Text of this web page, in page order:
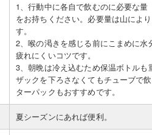
1、行動中に各自で飲むのに必要な量
をお持ちください。必要量は山によ
す。
2、喉の渇きを感じる前にこまめに水
疲れにくいコツです。
3、朝晩は冷え込むため保温ボトルも
ザックを下ろさなくてもチューブで
ターパックもおすすめです。
夏シーズンにあれば便利。